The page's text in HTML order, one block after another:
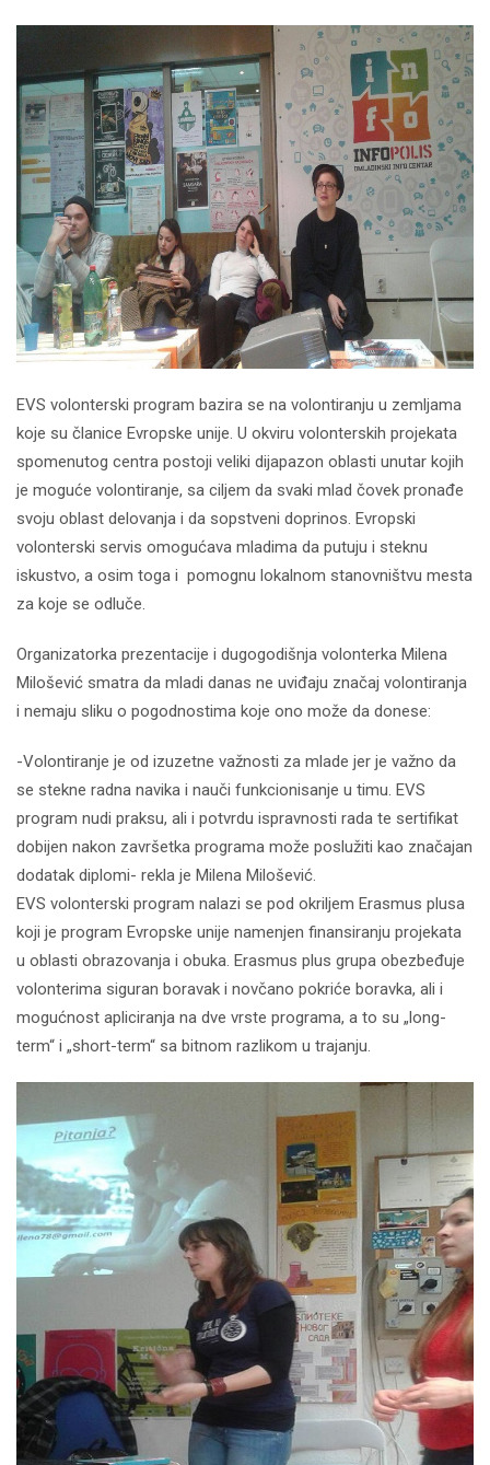
EVS volonterski program bazira se na volontiranju u zemljama
koje su članice Evropske unije. U okviru volonterskih projekata
spomenutog centra postoji veliki dijapazon oblasti unutar kojih
je moguće volontiranje, sa ciljem da svaki mlad čovek pronađe
svoju oblast delovanja i da sopstveni doprinos. Evropski
volonterski servis omogućava mladima da putuju i steknu
iskustvo, a osim toga i pomognu lokalnom stanovništvu mesta
za koje se odluče.
Organizatorka prezentacije i dugogodišnja volonterka Milena
Milošević smatra da mladi danas ne uviđaju značaj volontiranja
i nemaju sliku o pogodnostima koje ono može da donese:
-Volontiranje je od izuzetne važnosti za mlade jer je važno da
se stekne radna navika i nauči funkcionisanje u timu. EVS
program nudi praksu, ali i potvrdu ispravnosti rada te sertifikat
dobijen nakon završetka programa može poslužiti kao značajan
dodatak diplomi- rekla je Milena Milošević.
EVS volonterski program nalazi se pod okriljem Erasmus plusa
koji je program Evropske unije namenjen finansiranju projekata
u oblasti obrazovanja i obuka. Erasmus plus grupa obezbeđuje
volonterima siguran boravak i novčano pokriće boravka, ali i
mogućnost apliciranja na dve vrste programa, a to su „long-
term“ i „short-term“ sa bitnom razlikom u trajanju.